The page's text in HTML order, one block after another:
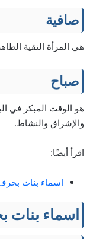
صافية
هي المرأة النقية
صباح
هو الوقت المبكر في
والإشراق والنشاط.
اقرأ أيضًا:
اسماء بنات
اسماء بنات